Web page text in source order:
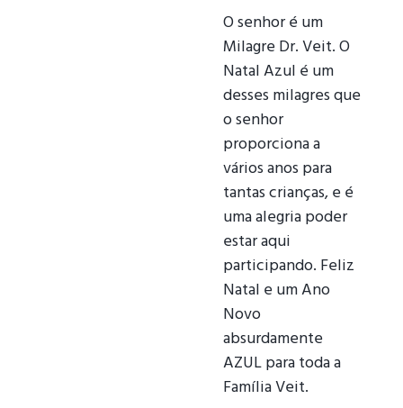
O senhor é um
Milagre Dr. Veit. O
Natal Azul é um
desses milagres que
o senhor
proporciona a
vários anos para
tantas crianças, e é
uma alegria poder
estar aqui
participando. Feliz
Natal e um Ano
Novo
absurdamente
AZUL para toda a
Família Veit.